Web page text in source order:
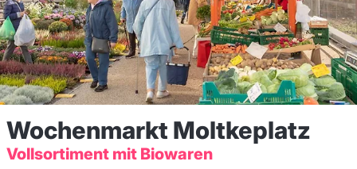
Wochenmarkt Moltkeplatz
Vollsortiment mit Biowaren